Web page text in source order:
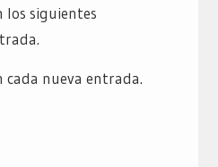
los siguientes
cada nueva entrada.